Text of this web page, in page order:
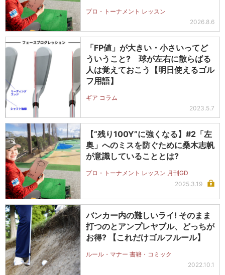
プロ・トーナメント レッスン
2026.8.6
「FP値」が大きい・小さいってど
ういうこと? 球が左右に散らばる
人は覚えておこう【明日使えるゴル
フ用語】
ギア コラム
2023.5.7
【“残り100Y”に強くなる】#2「左
奥」へのミスを防ぐために桑木志帆
が意識していることとは?
プロ・トーナメント レッスン 月刊GD
2025.3.19
バンカー内の難しいライ! そのまま
打つのとアンプレヤブル、どっちが
お得? 【これだけゴルフルール】
ルール・マナー 書籍・コミック
2022.10.1